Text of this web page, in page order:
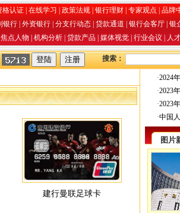
格认证 在线学习 政策法规 银行理财 专家观点
品牌
银行 外资银行 分支行动态 贷款通道 银行会客厅 银
焦点人物 机构分析 贷款产品 媒体视觉 行业会议 人
搜索：
建行曼联足球卡
·2024
·2023
·2023
·中国
图片